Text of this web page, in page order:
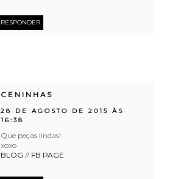
RESPONDER
CENINHAS
28 DE AGOSTO DE 2015 ÀS
16:38
Que peças lindas!
xoxo
BLOG // FB PAGE